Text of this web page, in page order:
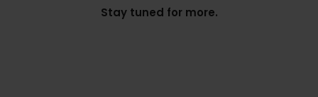
Stay tuned for more.